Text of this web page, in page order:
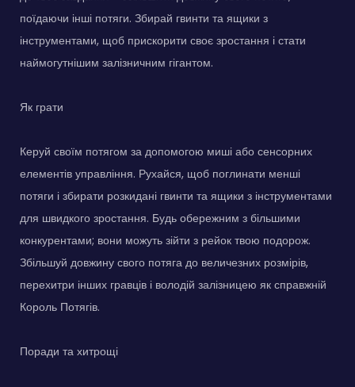
поїдаючи інші потяги. Збирай гвинти та ящики з
інструментами, щоб прискорити своє зростання і стати
наймогутнішим залізничним гігантом.
Як грати
Керуй своїм потягом за допомогою миші або сенсорних
елементів управління. Рухайся, щоб поглинати менші
потяги і збирати розкидані гвинти та ящики з інструментами
для швидкого зростання. Будь обережним з більшими
конкурентами; вони можуть зійти з рейок твою подорож.
Збільшуй довжину свого потяга до величезних розмірів,
перехитри інших гравців і володій залізницею як справжній
Король Потягів.
Поради та хитрощі